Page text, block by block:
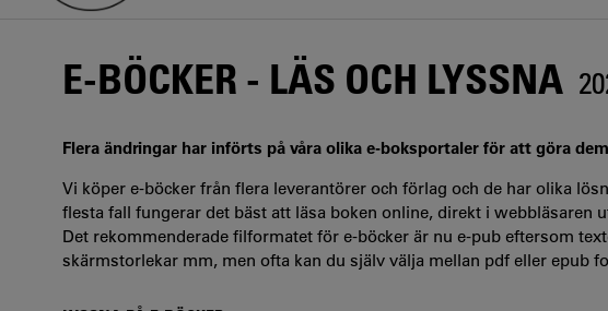
E-BÖCKER - LÄS OCH LYSSNA
Flera ändringar har införts på våra olika e-boksportaler för att göra
Vi köper e-böcker från flera leverantörer och förlag och de har olika
flesta fall fungerar det bäst att läsa boken online, direkt i webbläsaren
Det rekommenderade filformatet för e-böcker är nu e-pub eftersom
skärmstorlekar mm, men ofta kan du själv välja mellan pdf eller epub